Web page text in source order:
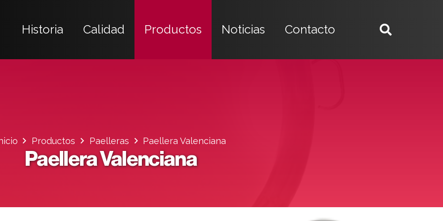
Historia Calidad Productos Noticias Contacto
Productos Paelleras Paellera Valenciana
Paellera Valenciana